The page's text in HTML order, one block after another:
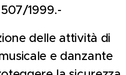
1999.-
delle attività di
e danzante